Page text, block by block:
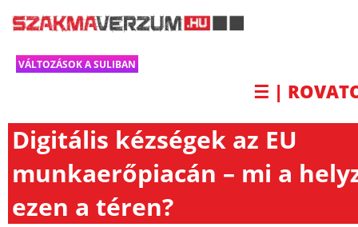
VÁLTOZÁSOK A SULIBAN
☰ |
Digitális kézségek az EU
munkaerőpiacán – mi a
ezen a téren?